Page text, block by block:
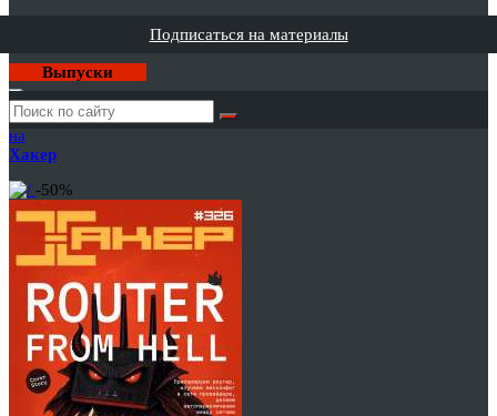
Подписаться на материалы
Выпуски
Годовая
подписка
на
Хакер
-50%